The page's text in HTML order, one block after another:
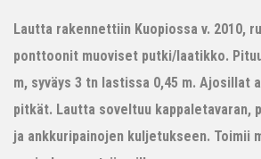
Lautta rakennettiin Kuopiossa v. 2010,
ponttoonit muoviset putki/laatikko.
m, syväys 3 tn lastissa 0,45 m. Ajosillat
pitkät. Lautta soveltuu kappaletavaran,
ja ankkuripainojen kuljetukseen. Toimii